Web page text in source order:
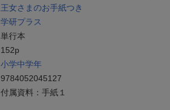
王女さまのお手紙つき
学研プラス
単行本
152p
小学中学年
9784052045127
付属資料：手紙１